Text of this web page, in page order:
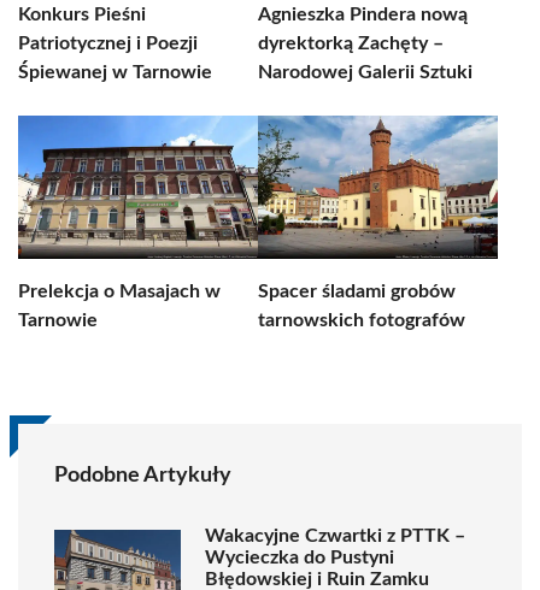
Konkurs Pieśni
Patriotycznej i Poezji
Śpiewanej w Tarnowie
Agnieszka Pindera nową
dyrektorką Zachęty –
Narodowej Galerii Sztuki
Prelekcja o Masajach w
Tarnowie
Spacer śladami grobów
tarnowskich fotografów
Podobne Artykuły
Wakacyjne Czwartki z PTTK –
Wycieczka do Pustyni
Błędowskiej i Ruin Zamku